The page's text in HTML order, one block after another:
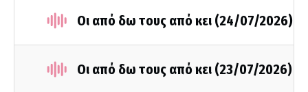
Οι από δω τους από κει (24/07/2026)
Οι από δω τους από κει (23/07/2026)